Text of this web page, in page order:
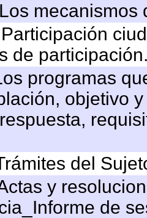
de
programas
objetivo
del
y
de